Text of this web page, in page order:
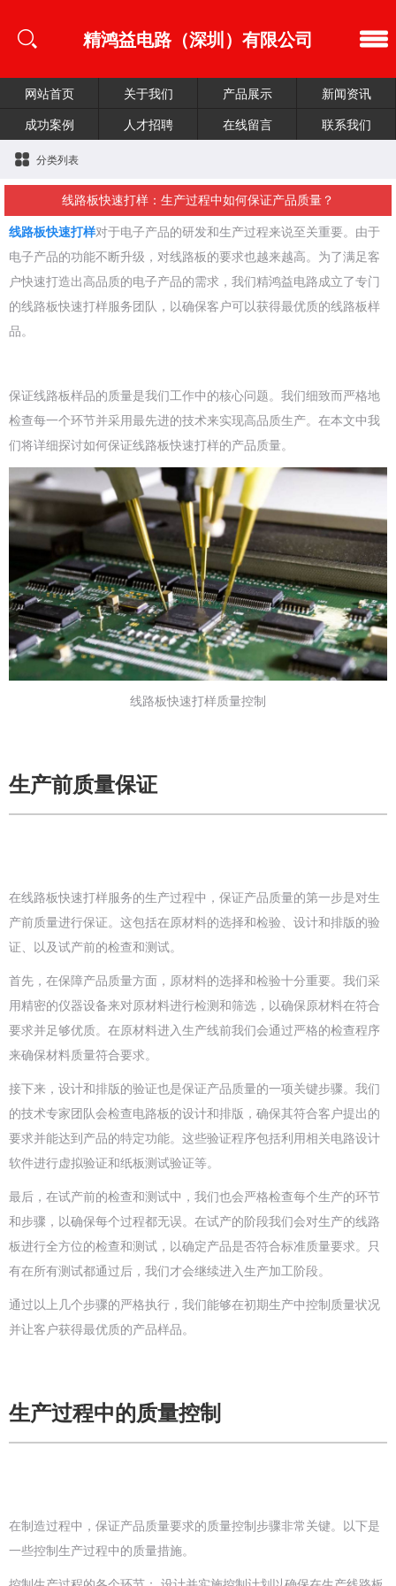
精鸿益电路（深圳）有限公司
网站首页 关于我们 产品展示
新闻资讯
成功案例
人才招聘 在线留言 联系我们
分类列表
线路板快速打样：生产过程中如何保证产品质量？
线路板快速打样对于电子产品的研发和生产过程来说至关重要。由于
电子产品的功能不断升级，对线路板的要求也越来越高。为了满足客
户快速打造出高品质的电子产品的需求，我们精鸿益电路成立了专门
的线路板快速打样服务团队，以确保客户可以获得最优质的线路板样
品。
保证线路板样品的质量是我们工作中的核心问题。我们细致而严格地
检查每一个环节并采用最先进的技术来实现高品质生产。在本文中我
们将详细探讨如何保证线路板快速打样的产品质量。
线路板快速打样质量控制
生产前质量保证
在线路板快速打样服务的生产过程中，保证产品质量的第一步是对生
产前质量进行保证。这包括在原材料的选择和检验、设计和排版的验
证、以及试产前的检查和测试。
首先，在保障产品质量方面，原材料的选择和检验十分重要。我们采
用精密的仪器设备来对原材料进行检测和筛选，以确保原材料在符合
要求并足够优质。在原材料进入生产线前我们会通过严格的检查程序
来确保材料质量符合要求。
接下来，设计和排版的验证也是保证产品质量的一项关键步骤。我们
的技术专家团队会检查电路板的设计和排版，确保其符合客户提出的
要求并能达到产品的特定功能。这些验证程序包括利用相关电路设计
软件进行虚拟验证和纸板测试验证等。
最后，在试产前的检查和测试中，我们也会严格检查每个生产的环节
和步骤，以确保每个过程都无误。在试产的阶段我们会对生产的线路
板进行全方位的检查和测试，以确定产品是否符合标准质量要求。只
有在所有测试都通过后，我们才会继续进入生产加工阶段。
通过以上几个步骤的严格执行，我们能够在初期生产中控制质量状况
并让客户获得最优质的产品样品。
生产过程中的质量控制
在制造过程中，保证产品质量要求的质量控制步骤非常关键。以下是
一些控制生产过程中的质量措施。